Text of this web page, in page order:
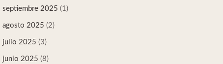
septiembre 2025 (1)
agosto 2025 (2)
julio 2025 (3)
junio 2025 (8)